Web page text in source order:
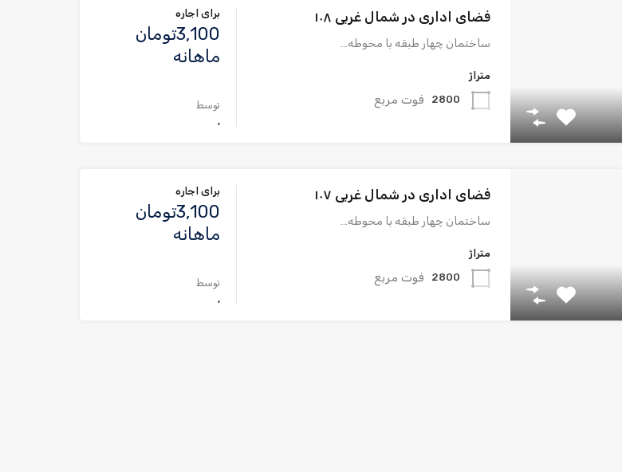
فضای اداری در شمال غربی ۱۰۸
ساختمان چهار طبقه با محوطه…
متراژ
2800 فوت مربع
برای اجاره
3,100تومان
ماهانه
توسط
,
فضای اداری در شمال غربی ۱۰۷
ساختمان چهار طبقه با محوطه…
متراژ
2800 فوت مربع
برای اجاره
3,100تومان
ماهانه
توسط
,